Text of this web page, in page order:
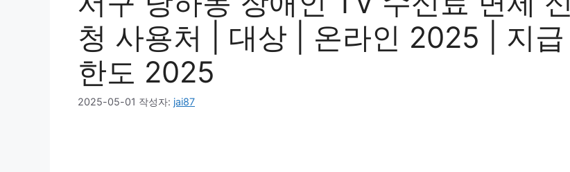
청 사용처 | 대상 | 온라인 2025 | 지급 |
한도 2025
2025-05-01 작성자: jai87